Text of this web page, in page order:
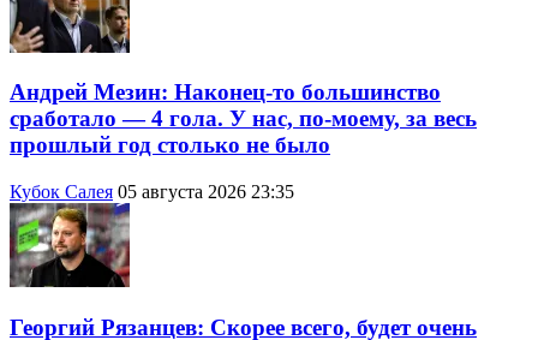
Андрей Мезин: Наконец-то большинство
сработало — 4 гола. У нас, по-моему, за весь
прошлый год столько не было
Кубок Салея 05 августа 2026 23:35
Георгий Рязанцев: Скорее всего, будет очень